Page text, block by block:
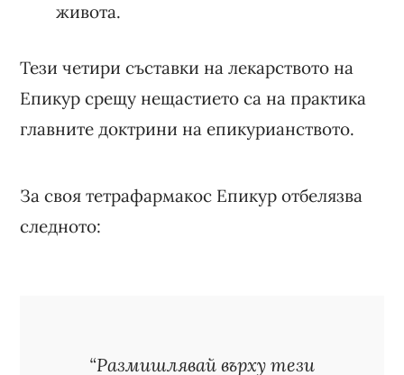
живота.
Тези четири съставки на лекарството на
Епикур срещу нещастието са на практика
главните доктрини на епикурианството.
За своя тетрафармакос Епикур отбелязва
следното:
“Размишлявай върху тези